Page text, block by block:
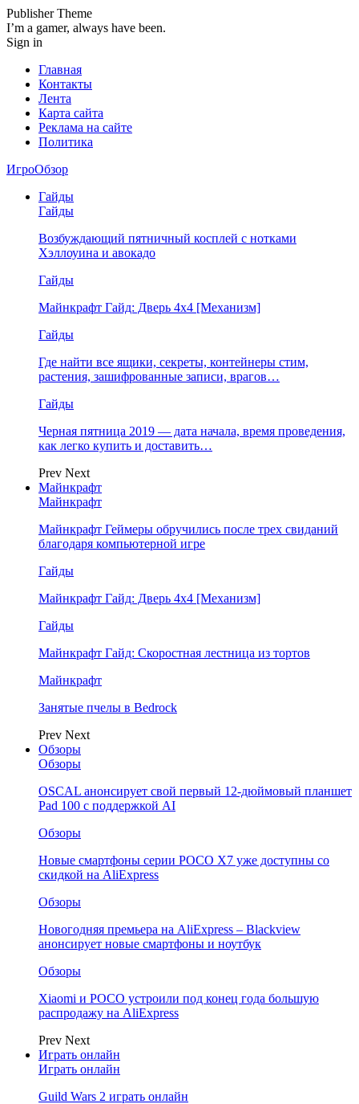
Publisher Theme
I’m a gamer, always have been.
Sign in
Главная
Контакты
Лента
Карта сайта
Реклама на сайте
Политика
ИгроОбзор
Гайды
Гайды
Возбуждающий пятничный косплей с нотками
Хэллоуина и авокадо
Гайды
Майнкрафт Гайд: Дверь 4х4 [Механизм]
Гайды
Где найти все ящики, секреты, контейнеры стим,
растения, зашифрованные записи, врагов…
Гайды
Черная пятница 2019 — дата начала, время проведения,
как легко купить и доставить…
Prev Next
Майнкрафт
Майнкрафт
Майнкрафт Геймеры обручились после трех свиданий
благодаря компьютерной игре
Гайды
Майнкрафт Гайд: Дверь 4х4 [Механизм]
Гайды
Майнкрафт Гайд: Скоростная лестница из тортов
Майнкрафт
Занятые пчелы в Bedrock
Prev Next
Обзоры
Обзоры
OSCAL анонсирует свой первый 12-дюймовый планшет
Pad 100 с поддержкой AI
Обзоры
Новые смартфоны серии POCO X7 уже доступны со
скидкой на AliExpress
Обзоры
Новогодняя премьера на AliExpress – Blackview
анонсирует новые смартфоны и ноутбук
Обзоры
Xiaomi и POCO устроили под конец года большую
распродажу на AliExpress
Prev Next
Играть онлайн
Играть онлайн
Guild Wars 2 играть онлайн